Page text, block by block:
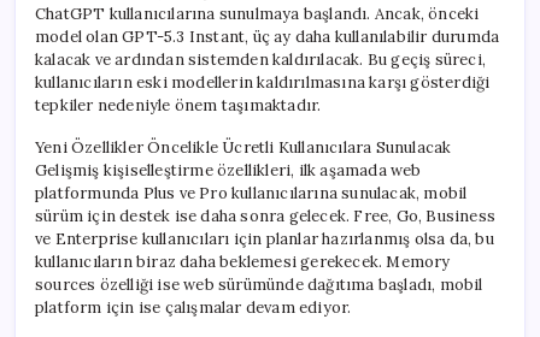
ChatGPT kullanıcılarına sunulmaya başlandı. Ancak, önceki
model olan GPT-5.3 Instant, üç ay daha kullanılabilir durumda
kalacak ve ardından sistemden kaldırılacak. Bu geçiş süreci,
kullanıcıların eski modellerin kaldırılmasına karşı gösterdiği
tepkiler nedeniyle önem taşımaktadır.
Yeni Özellikler Öncelikle Ücretli Kullanıcılara Sunulacak
Gelişmiş kişiselleştirme özellikleri, ilk aşamada web
platformunda Plus ve Pro kullanıcılarına sunulacak, mobil
sürüm için destek ise daha sonra gelecek. Free, Go, Business
ve Enterprise kullanıcıları için planlar hazırlanmış olsa da, bu
kullanıcıların biraz daha beklemesi gerekecek. Memory
sources özelliği ise web sürümünde dağıtıma başladı, mobil
platform için ise çalışmalar devam ediyor.